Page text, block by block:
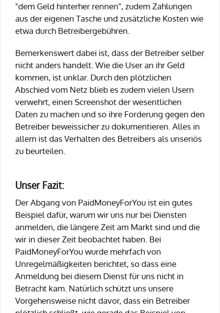
"dem Geld hinterher rennen", zudem Zahlungen
aus der eigenen Tasche und zusätzliche Kosten wie
etwa durch Betreibergebühren.
Bemerkenswert dabei ist, dass der Betreiber selber
nicht anders handelt. Wie die User an ihr Geld
kommen, ist unklar. Durch den plötzlichen
Abschied vom Netz blieb es zudem vielen Usern
verwehrt, einen Screenshot der wesentlichen
Daten zu machen und so ihre Forderung gegen den
Betreiber beweissicher zu dokumentieren. Alles in
allem ist das Verhalten des Betreibers als unseriös
zu beurteilen.
Unser Fazit:
Der Abgang von PaidMoneyForYou ist ein gutes
Beispiel dafür, warum wir uns nur bei Diensten
anmelden, die längere Zeit am Markt sind und die
wir in dieser Zeit beobachtet haben. Bei
PaidMoneyForYou wurde mehrfach von
Unregelmäßigkeiten berichtet, so dass eine
Anmeldung bei diesem Dienst für uns nicht in
Betracht kam. Natürlich schützt uns unsere
Vorgehensweise nicht davor, dass ein Betreiber